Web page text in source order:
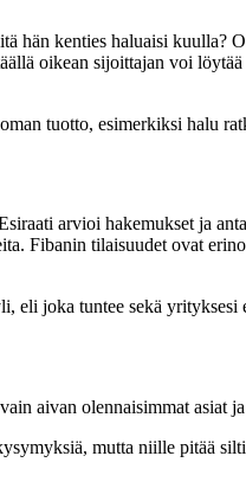
hän kenties haluaisi kuulla?
oikean sijoittajan voi löytää
tuotto, esimerkiksi halu
arvioi hakemukset ja
Fibanin tilaisuudet ovat
eli joka tuntee sekä
aivan olennaisimmat asiat
mutta niille pitää